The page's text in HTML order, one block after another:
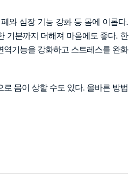
와 심장 기능 강화 등 몸에 이롭다.
기분까지 더해져 마음에도 좋다. 한
역기능을 강화하고 스트레스를 완화
몸이 상할 수도 있다. 올바른 방법